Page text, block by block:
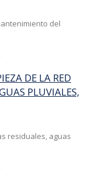
del
DE LA RED
PLUVIALES,
residuales, aguas